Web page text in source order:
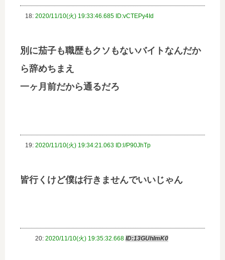
18: 2020/11/10(火) 19:33:46.685 ID:vCTEPy4Id
別に茄子も職歴もクソもないバイトなんだか
ら辞めちまえ
一ヶ月前だから通るだろ
19: 2020/11/10(火) 19:34:21.063 ID:l/P90JhTp
皆行くけど僕は行きませんでいいじゃん
20: 2020/11/10(火) 19:35:32.668 ID:13GUhImK0